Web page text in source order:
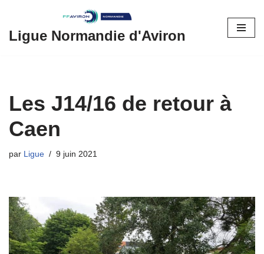
Aller
Ligue Normandie d'Aviron
Les J14/16 de retour à
Caen
par Ligue 9 juin 2021